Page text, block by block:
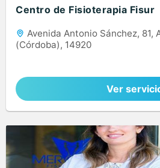
Centro de Fisioterapia Fisur
Avenida Antonio Sánchez, 81,
(Córdoba), 14920
Ver